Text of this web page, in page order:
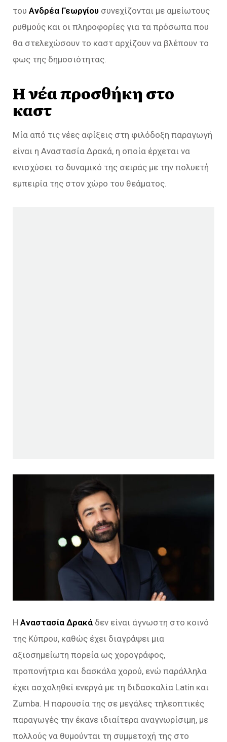
του Ανδρέα Γεωργίου συνεχίζονται με αμείωτους
ρυθμούς και οι πληροφορίες για τα πρόσωπα που
θα στελεχώσουν το καστ αρχίζουν να βλέπουν το
φως της δημοσιότητας.
Η νέα προσθήκη στο
καστ
Μία από τις νέες αφίξεις στη φιλόδοξη παραγωγή
είναι η Αναστασία Δρακά, η οποία έρχεται να
ενισχύσει το δυναμικό της σειράς με την πολυετή
εμπειρία της στον χώρο του θεάματος.
Η Αναστασία Δρακά δεν είναι άγνωστη στο κοινό
της Κύπρου, καθώς έχει διαγράψει μια
αξιοσημείωτη πορεία ως χορογράφος,
προπονήτρια και δασκάλα χορού, ενώ παράλληλα
έχει ασχοληθεί ενεργά με τη διδασκαλία Latin και
Zumba. Η παρουσία της σε μεγάλες τηλεοπτικές
παραγωγές την έκανε ιδιαίτερα αναγνωρίσιμη, με
πολλούς να θυμούνται τη συμμετοχή της στο